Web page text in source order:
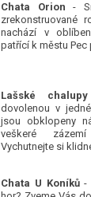
Chata Orion -
zrekonstruované
nachází v
patřící k městu
Lašské chalupy
dovolenou v
jsou obklopeny
veškeré
Vychutnejte si
Chata U Koníků-